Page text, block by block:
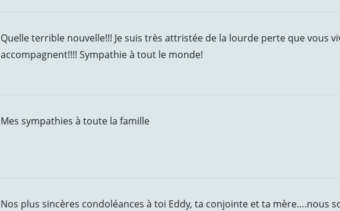
Quelle terrible nouvelle!!! Je suis très attristée de la lourde perte que vous
accompagnent!!!! Sympathie à tout le monde!
Mes sympathies à toute la famille
Nos plus sincères condoléances à toi Eddy, ta conjointe et ta mère….nous